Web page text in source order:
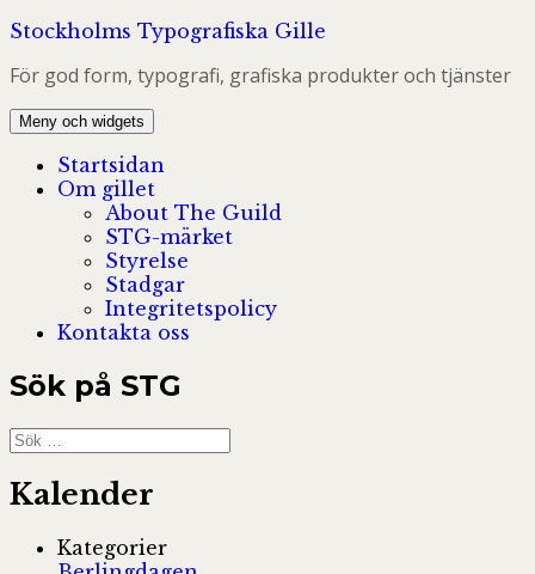
Hoppa
innehåll
Stockholms Typografiska Gille
För god form, typografi, grafiska produkter och tjänster
Meny och widgets
Startsidan
Om gillet
About The Guild
STG-märket
Styrelse
Stadgar
Integritetspolicy
Kontakta oss
Sök på STG
Sök
efter:
Kalender
Kategorier